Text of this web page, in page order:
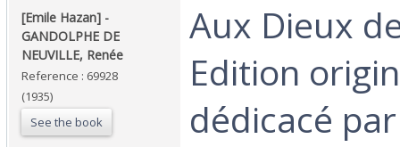
‎[Emile Hazan] - ‎
‎GANDOLPHE DE
NEUVILLE, Renée‎
Reference : 69928
(1935)
See the book
‎Aux Dieux
Edition
dédicacé